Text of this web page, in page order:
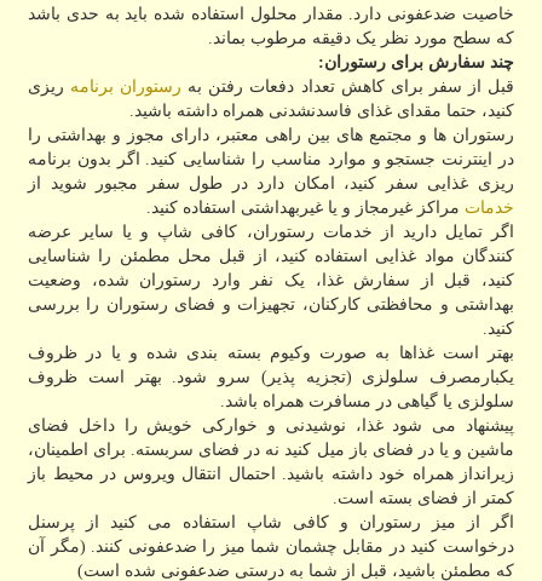
خاصیت ضدعفونی دارد. مقدار محلول استفاده شده باید به حدی باشد
که سطح مورد نظر یک دقیقه مرطوب بماند.
چند سفارش برای رستوران:
قبل از سفر برای کاهش تعداد دفعات رفتن به رستوران برنامه ریزی
کنید، حتما مقدای غذای فاسدنشدنی همراه داشته باشید.
رستوران ها و مجتمع های بین راهی معتبر، دارای مجوز و بهداشتی را
در اینترنت جستجو و موارد مناسب را شناسایی کنید. اگر بدون برنامه
ریزی غذایی سفر کنید، امکان دارد در طول سفر مجبور شوید از
خدمات مراکز غیرمجاز و یا غیربهداشتی استفاده کنید.
اگر تمایل دارید از خدمات رستوران، کافی شاپ و یا سایر عرضه
کنندگان مواد غذایی استفاده کنید، از قبل محل مطمئن را شناسایی
کنید، قبل از سفارش غذا، یک نفر وارد رستوران شده، وضعیت
بهداشتی و محافظتی کارکنان، تجهیزات و فضای رستوران را بررسی
کنید.
بهتر است غذاها به صورت وکیوم بسته بندی شده و یا در ظروف
یکبارمصرف سلولزی (تجزیه پذیر) سرو شود. بهتر است ظروف
سلولزی یا گیاهی در مسافرت همراه باشد.
پیشنهاد می شود غذا، نوشیدنی و خوارکی خویش را داخل فضای
ماشین و یا در فضای باز میل کنید نه در فضای سربسته. برای اطمینان،
زیرانداز همراه خود داشته باشید. احتمال انتقال ویروس در محیط باز
کمتر از فضای بسته است.
اگر از میز رستوران و کافی شاپ استفاده می کنید از پرسنل
درخواست کنید در مقابل چشمان شما میز را ضدعفونی کنند. (مگر آن
که مطمئن باشید، قبل از شما به درستی ضدعفونی شده است)